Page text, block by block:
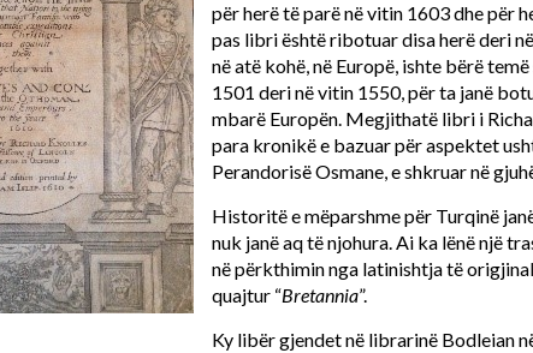
për herë të parë në vitin 1603 dhe për
pas libri është ribotuar disa herë deri
në atë kohë, në Europë, ishte bërë
1501 deri në vitin 1550, për ta janë
mbarë Europën. Megjithatë libri i
para kronikë e bazuar për aspektet
Perandorisë Osmane, e shkruar në
Historitë e mëparshme për Turqinë
nuk janë aq të njohura. Ai ka lënë një
në përkthimin nga latinishtja të
quajtur “Bretannia”.
Ky libër gjendet në librarinë Bodleian